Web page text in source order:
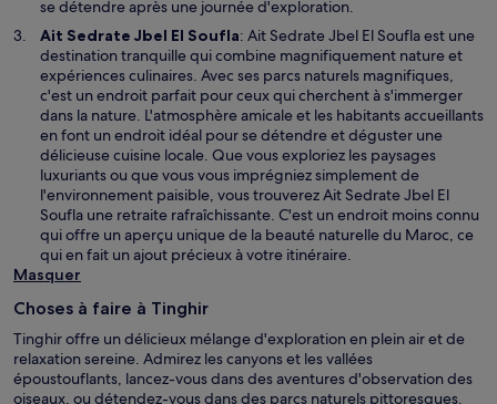
e
n
e
n
o
u
v
e
l
l
e
f
e
n
ê
r
se détendre après une journée d'exploration.
Ait Sedrate Jbel El SouflaS
’
o
u
v
r
e
d
a
n
s
u
o
u
v
e
: Ait Sedrate Jbel El Soufla est une
destination tranquille qui combine magnifiquement nature et
expériences culinaires. Avec ses parcs naturels magnifiques,
c'est un endroit parfait pour ceux qui cherchent à s'immerger
dans la nature. L'atmosphère amicale et les habitants accueillants
en font un endroit idéal pour se détendre et déguster une
délicieuse cuisine locale. Que vous exploriez les paysages
luxuriants ou que vous vous imprégniez simplement de
l'environnement paisible, vous trouverez Ait Sedrate Jbel El
Soufla une retraite rafraîchissante. C'est un endroit moins connu
qui offre un aperçu unique de la beauté naturelle du Maroc, ce
qui en fait un ajout précieux à votre itinéraire.
Masquer
Choses à faire à Tinghir
Tinghir offre un délicieux mélange d'exploration en plein air et de
relaxation sereine. Admirez les canyons et les vallées
époustouflants, lancez-vous dans des aventures d'observation des
oiseaux, ou détendez-vous dans des parcs naturels pittoresques.